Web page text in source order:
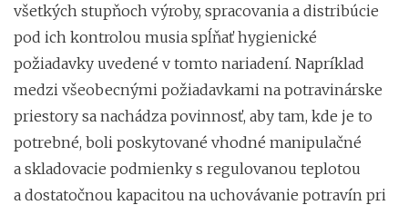
všetkých stupňoch výroby, spracovania a distribúcie
pod ich kontrolou musia spĺňať hygienické
požiadavky uvedené v tomto nariadení. Napríklad
medzi všeobecnými požiadavkami na potravinárske
priestory sa nachádza povinnosť, aby tam, kde je to
potrebné, boli poskytované vhodné manipulačné
a skladovacie podmienky s regulovanou teplotou
a dostatočnou kapacitou na uchovávanie potravín pri